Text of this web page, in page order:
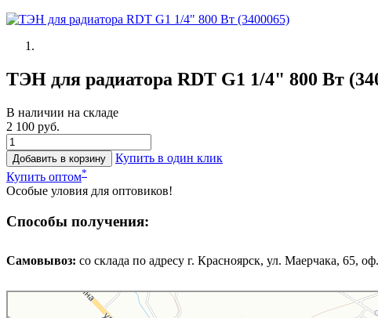
ТЭН для радиатора RDT G1 1/4" 800 Вт
В наличии на складе
2 100 руб.
Добавить в корзину
Купить в один клик
Купить оптом*
Особые уловия для оптовиков!
Способы получения:
Самовывоз: cо склада по адресу г. Красноярск, ул. Маерчака, 65,